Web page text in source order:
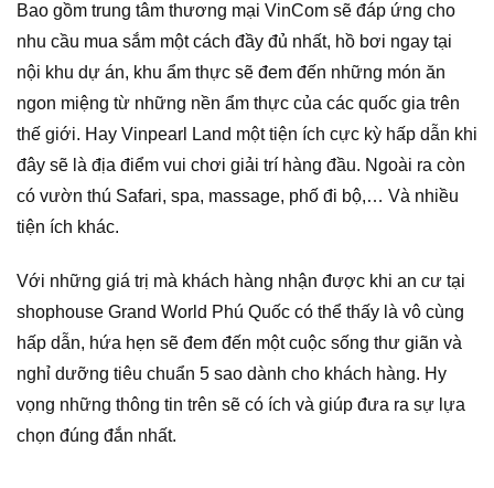
Bao gồm trung tâm thương mại VinCom sẽ đáp ứng cho
nhu cầu mua sắm một cách đầy đủ nhất, hồ bơi ngay tại
nội khu dự án, khu ẩm thực sẽ đem đến những món ăn
ngon miệng từ những nền ẩm thực của các quốc gia trên
thế giới. Hay Vinpearl Land một tiện ích cực kỳ hấp dẫn khi
đây sẽ là địa điểm vui chơi giải trí hàng đầu. Ngoài ra còn
có vườn thú Safari, spa, massage, phố đi bộ,… Và nhiều
tiện ích khác.
Với những giá trị mà khách hàng nhận được khi an cư tại
shophouse Grand World Phú Quốc có thể thấy là vô cùng
hấp dẫn, hứa hẹn sẽ đem đến một cuộc sống thư giãn và
nghỉ dưỡng tiêu chuẩn 5 sao dành cho khách hàng. Hy
vọng những thông tin trên sẽ có ích và giúp đưa ra sự lựa
chọn đúng đắn nhất.